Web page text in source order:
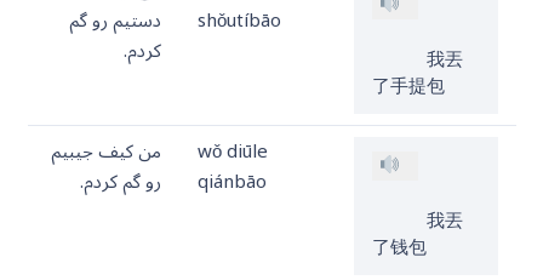
了手提包
shǒutíbāo دستیم رو گم
کردم.
了钱包
wǒ diūle
qiánbāo
من کیف جیبیم
رو گم کردم.